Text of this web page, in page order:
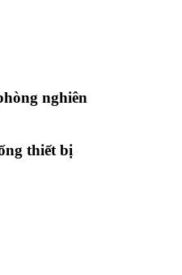
nghiên
thiết bị